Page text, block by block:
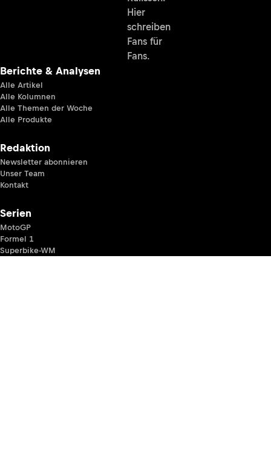
Hier
schreiben
Fans für
Fans.
Berichte & Analysen
Alle Artikel
Alle Kolumnen
Alle Themen der Woche
Alle Produkte
Redaktion
Newsletter abonnieren
Unser Team
Kontakt
Serien
MotoGP
Formel 1
Superbike-WM